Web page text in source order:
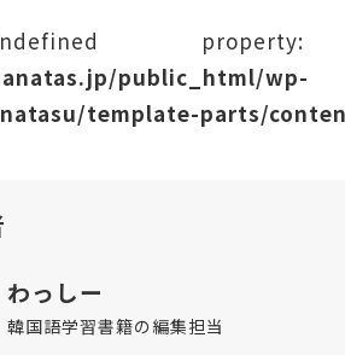
property:
public_html/wp-
template-parts/
わっしー
韓国語学習書籍の編集担当